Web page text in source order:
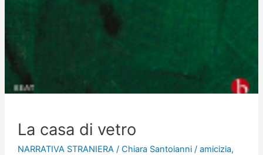
La casa di vetro
NARRATIVA STRANIERA/ Chiara Santoianni / amicizia,